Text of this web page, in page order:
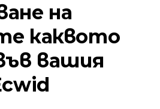
на
каквото
вашия